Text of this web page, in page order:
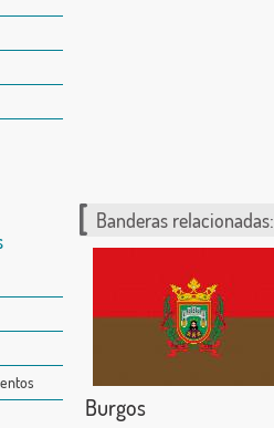
Banderas relacionadas:
Burgos